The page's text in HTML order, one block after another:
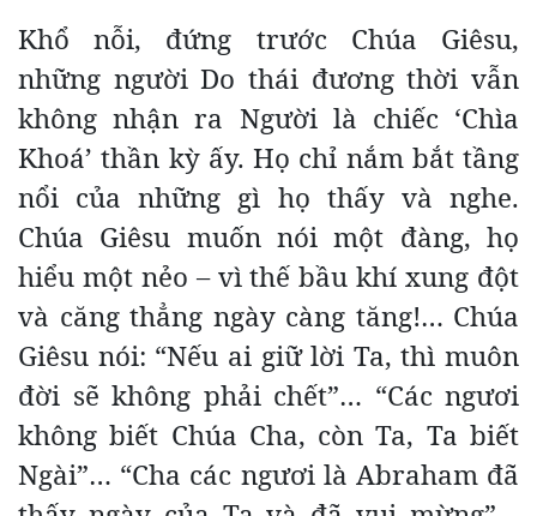
Khổ nỗi, đứng trước Chúa Giêsu,
những người Do thái đương thời vẫn
không nhận ra Người là chiếc ‘Chìa
Khoá’ thần kỳ ấy. Họ chỉ nắm bắt tầng
nổi của những gì họ thấy và nghe.
Chúa Giêsu muốn nói một đàng, họ
hiểu một nẻo – vì thế bầu khí xung đột
và căng thẳng ngày càng tăng!… Chúa
Giêsu nói: “Nếu ai giữ lời Ta, thì muôn
đời sẽ không phải chết”… “Các ngươi
không biết Chúa Cha, còn Ta, Ta biết
Ngài”… “Cha các ngươi là Abraham đã